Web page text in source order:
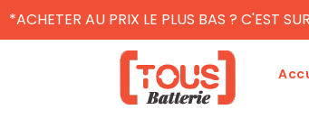
*ACHETER AU PRIX LE PLUS BAS ? C'EST